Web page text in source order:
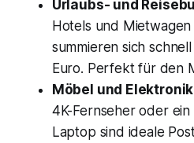
Urlaubs- und
Hotels und
summieren sich
Euro. Perfekt für den
Möbel und
4K-Fernseher oder
Laptop sind ideale